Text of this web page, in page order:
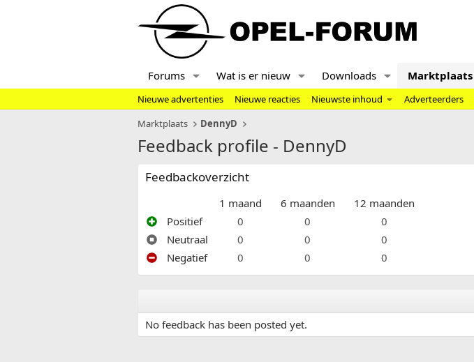
Forums Wat is er nieuw Downloads Marktplaats
Nieuwe advertenties Nieuwe reacties Nieuwste inhoud Adverteerders
Marktplaats
DennyD
Feedback profile - DennyD
Feedbackoverzicht
1 maand 6 maanden
12 maanden
Positief
0 0
0
Neutraal
0 0
0
Negatief
0 0 0
No feedback has been posted yet.